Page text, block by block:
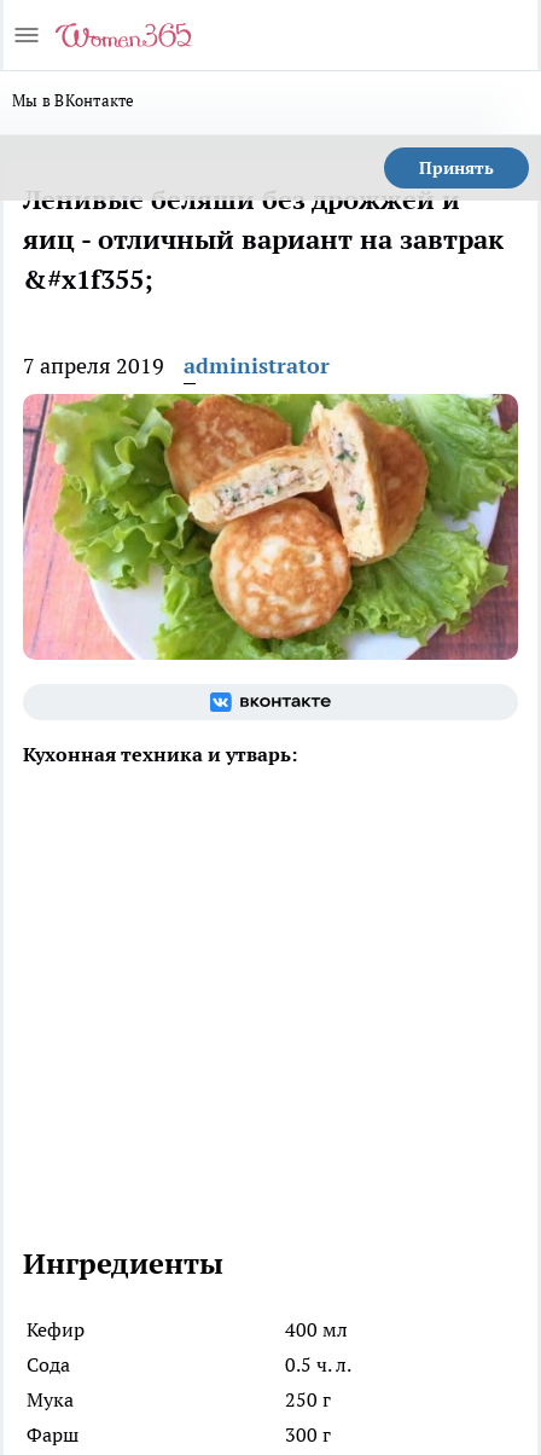
Мы в ВКонтакте
Принять
Ленивые беляши без дрожжей и
яиц - отличный вариант на завтрак
&#x1f355;
7 апреля 2019 administrator
Кухонная техника и утварь:
Ингредиенты
Кефир
400 мл
Сода
0.5 ч. л.
Мука
250 г
Фарш
300 г